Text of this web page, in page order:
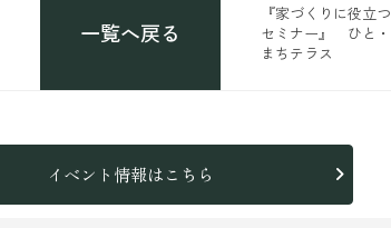
一覧へ戻る
『家づくりに役立つ
セミナー』 ひと・
まちテラス
イベント情報はこちら